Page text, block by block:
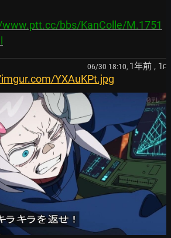
www.ptt.cc/bbs/KanColle/M.1751
06/30 18:10, 1年前 , 1 F
YXAuKPt.jpg